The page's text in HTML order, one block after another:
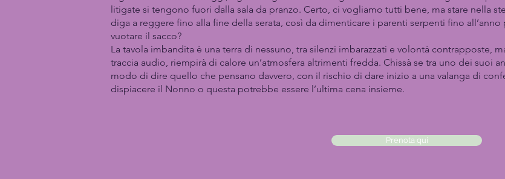
litigate si tengono fuori dalla sala da pranzo. Certo, ci vogliamo tutti bene, ma stare nella
diga a reggere fino alla fine della serata, così da dimenticare i parenti serpenti fino
vuotare il sacco?
La tavola imbandita è una terra di nessuno, tra silenzi imbarazzati e volontà contrapposte,
traccia audio, riempirà di calore un’atmosfera altrimenti fredda. Chissà se tra uno dei suoi
modo di dire quello che pensano davvero, con il rischio di dare inizio a una valanga di
dispiacere il Nonno o questa potrebbe essere l’ultima cena insieme.
Prenota qui